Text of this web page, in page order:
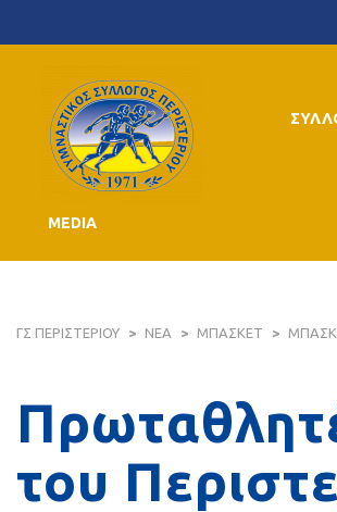
MEDIA
ΓΣ ΠΕΡΙΣΤΕΡΙΟΥ > ΝΕΑ > ΜΠΑΣΚΕΤ >
του